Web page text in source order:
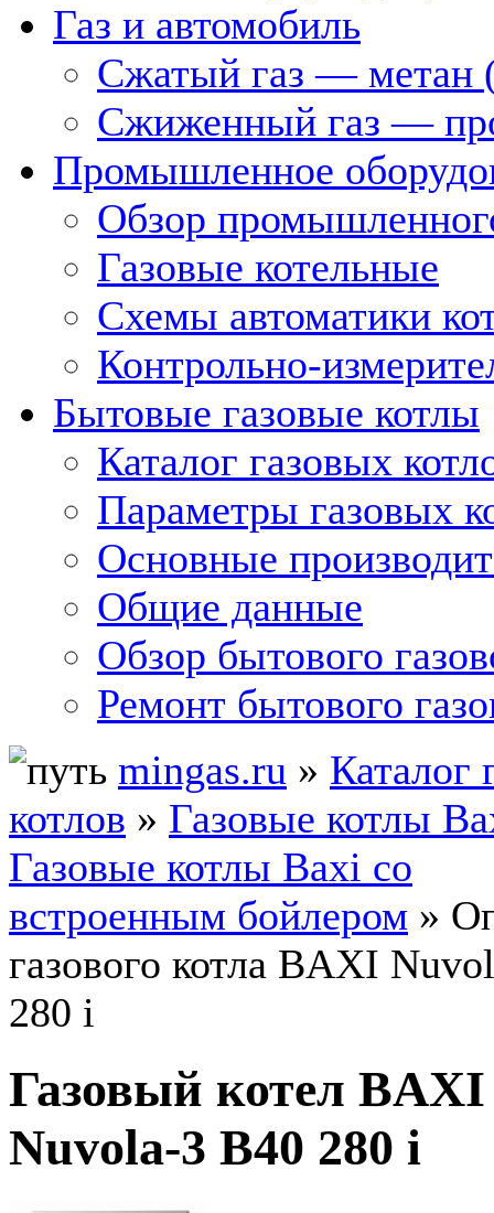
Газ и автомобиль
Сжатый газ — метан
Сжиженный газ —
Промышленное
Обзор
Газовые котельные
Схемы автоматики
Контрольно-
Бытовые газовые котлы
Каталог газовых
Параметры газовых
Основные
Общие данные
Обзор бытового
Ремонт бытового
mingas.ru » Каталог
котлов » Газовые котлы
Газовые котлы Baxi со
встроенным бойлером »
газового котла BAXI
280 i
Газовый котел BAXI
Nuvola-3 B40 280 i